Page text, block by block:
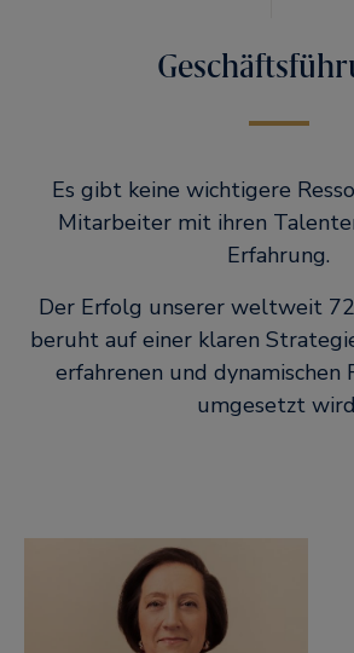
Es gibt keine wichtigere
Mitarbeiter mit ihren
Erfahrung.
Der Erfolg unserer weltweit
beruht auf einer klaren
erfahrenen und dynamischen
umgesetzt